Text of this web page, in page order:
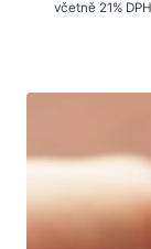
cena
včetně 21% DPH